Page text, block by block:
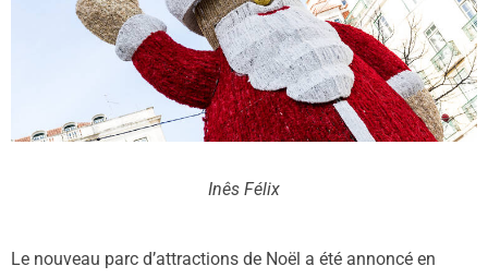
Inês Félix
Le nouveau parc d’attractions de Noël a été annoncé en